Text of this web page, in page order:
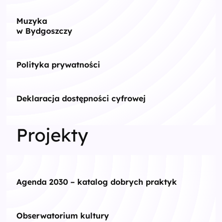
Muzyka
w Bydgoszczy
Polityka prywatności
Deklaracja dostępności cyfrowej
Projekty
Agenda 2030 – katalog dobrych praktyk
Obserwatorium kultury